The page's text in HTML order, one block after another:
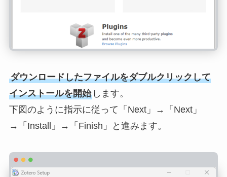
ダウンロードしたファイルをダブルクリックして
インストールを開始します。
下図のように指示に従って「Next」→「Next」
→「Install」→「Finish」と進みます。